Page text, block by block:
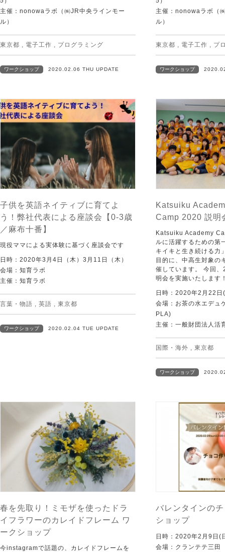
主催：nonowaラボ（㈱JR中央ラインモー
ル）
東京都 , 電子工作 , プログラミング
ワークショップ 2020.02.06 THU UPDATE
主催：nonowaラボ（
ル）
東京都 , 電子工作 , プ
ワークショップ
子供を英語ネイティブに育てよ
う！弊社代表による座談会【0-3歳
／麻布十番】
現役ママによる実体験に基づく座談会です
日時：2020年3月4日（木）3月11日（木）
会場：知育ラボ
主催：知育ラボ
言葉・物語 , 英語 , 東京都
ワークショップ 2020.02.04 TUE UPDATE
Katsuiku
Camp 2020 説明
Katsuiku Academy
ルに活躍するための第
キイキと生き続ける力
目的に、中高生対象の
催しています。 今回
明会を実施いたします
日時：2020年2月22日
会場：お茶の水エデュ
PLA)
主催：一般財団法人活
国際・海外 , 東京都
ワークショップ
春を先取り！ミモザを使ったドラ
イフラワーのカレイドフレーム ワ
ークショップ
今instagramで話題の、カレイドフレームを
バレンタインの
ショップ
日時：2020年2月9日(
会場：クランテテ三田